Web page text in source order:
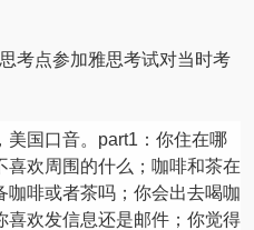
考点参加雅思考试对当时考
美国口音。part1：你住在哪
喜欢周围的什么；咖啡和茶在
咖啡或者茶吗；你会出去喝咖
喜欢发信息还是邮件；你觉得